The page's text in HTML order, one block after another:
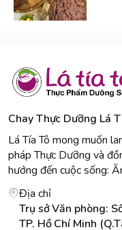
Chay Thực Dưỡng Lá
Lá Tía Tô mong muốn
pháp Thực Dưỡng và
hướng đến cuộc sống:
Địa chỉ
Trụ sở Văn phòng:
TP. Hồ Chí Minh